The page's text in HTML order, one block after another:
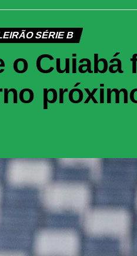
SÉRIE B
o Cuiabá